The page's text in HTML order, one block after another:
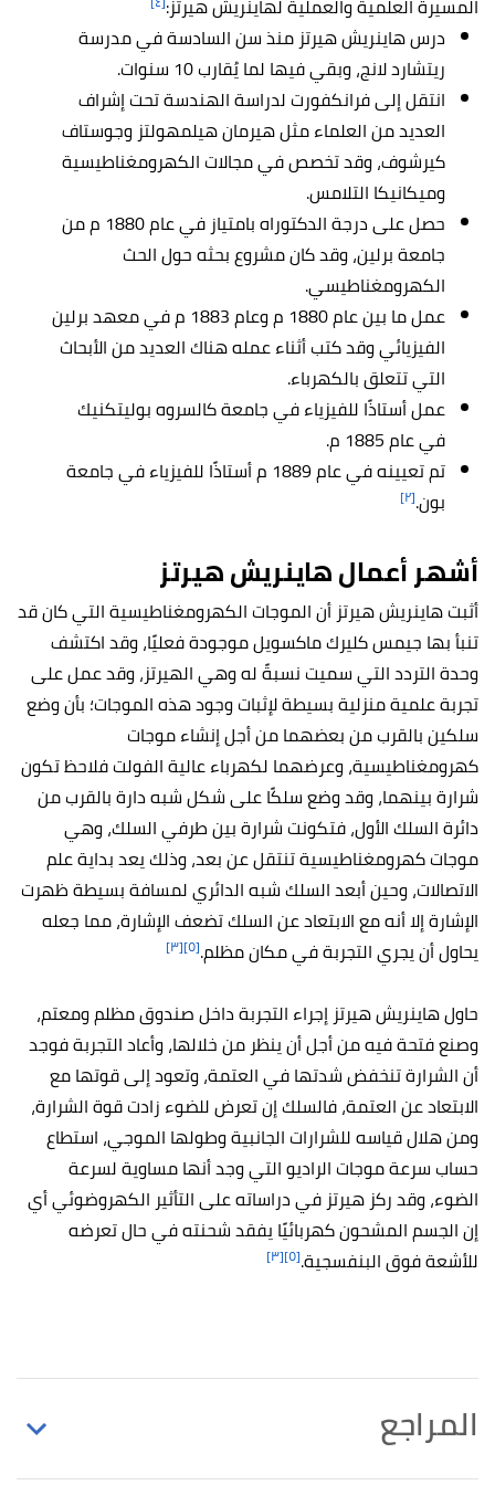
المسيرة العلمية والعمليةلهاينريش هيرتز:
درس هاينريش هيرتز منذ سن السادسة في مدرسة
ريتشارد لانج، وبقي فيها لما يُقارب 10 سنوات.
انتقل إلى فرانكفورت لدراسة الهندسة تحت إشراف
العديد من العلماء مثل هيرمان هيلمهولتز وجوستاف
كيرشوف، وقد تخصص في مجالات الكهرومغناطيسية
وميكانيكا التلامس.
حصل على درجة الدكتوراه بامتياز في عام 1880 م من
جامعة برلين، وقد كان مشروع بحثه حول الحث
الكهرومغناطيسي.
عمل ما بين عام 1880 م وعام 1883 م في معهد برلين
الفيزيائي وقد كتب أثناء عمله هناك العديد من الأبحاث
التي تتعلق بالكهرباء.
عمل أستاذًا للفيزياء في جامعة كالسروه بوليتكنيك
في عام 1885 م.
تم تعيينه في عام 1889 م أستاذًا للفيزياء في جامعة
بون.[٢]
أشهر أعمالهاينريش هيرتز
أثبت هاينريش هيرتز أن الموجات الكهرومغناطيسية التي كان قد
تنبأ بها جيمس كليرك ماكسويل موجودة فعليًا، وقد اكتشف
وحدة التردد التي سميت نسبةً له وهي الهيرتز، وقد عمل على
تجربة علمية منزلية بسيطة لإثبات وجود هذه الموجات؛ بأن وضع
سلكين بالقرب من بعضهما من أجل إنشاء موجات
كهرومغناطيسية، وعرضهما لكهرباء عالية الفولت فلاحظ تكون
شرارة بينهما، وقد وضع سلكًا على شكل شبه دارة بالقرب من
دائرة السلك الأول، فتكونت شرارة بين طرفي السلك، وهي
موجات كهرومغناطيسية تنتقل عن بعد، وذلك يعد بداية علم
الاتصالات، وحين أبعد السلك شبه الدائري لمسافة بسيطة ظهرت
الإشارة إلا أنه مع الابتعاد عن السلك تضعف الإشارة، مما جعله
يحاول أن يجري التجربة في مكان مظلم.[٥] [٣]
حاول هاينريش هيرتز إجراء التجربة داخل صندوق مظلم ومعتم،
وصنع فتحة فيه من أجل أن ينظر من خلالها، وأعاد التجربة فوجد
أن الشرارة تنخفض شدتها في العتمة، وتعود إلى قوتها مع
الابتعاد عن العتمة، فالسلك إن تعرض للضوء زادت قوة الشرارة،
ومن هلال قياسه للشرارات الجانبية وطولها الموجي، استطاع
حساب سرعة موجات الراديو التي وجد أنها مساوية لسرعة
الضوء، وقد ركز هيرتز في دراساته على التأثير الكهروضوئي أي
إن الجسم المشحون كهربائيًا يفقد شحنته في حال تعرضه
للأشعة فوق البنفسجية.[٥] [٣]
المراجع